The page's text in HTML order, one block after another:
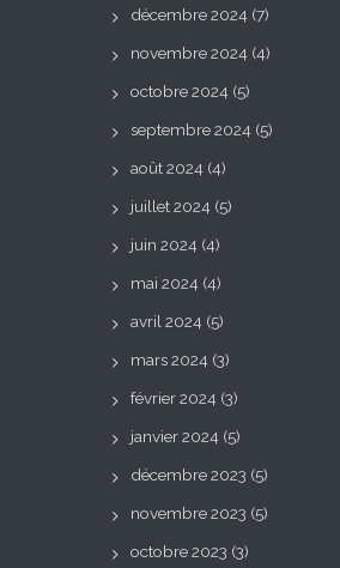
décembre 2024 (7)
novembre 2024 (4)
octobre 2024 (5)
septembre 2024 (5)
août 2024 (4)
juillet 2024 (5)
juin 2024 (4)
mai 2024 (4)
avril 2024 (5)
mars 2024 (3)
février 2024 (3)
janvier 2024 (5)
décembre 2023 (5)
novembre 2023 (5)
octobre 2023 (3)